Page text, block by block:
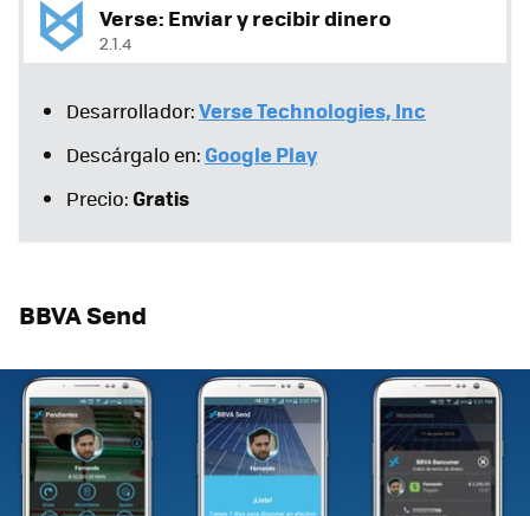
Verse: Enviar y recibir dinero
2.1.4
Desarrollador:Verse Technologies, Inc
Descárgalo en: Google Play
Precio:Gratis
BBVA Send